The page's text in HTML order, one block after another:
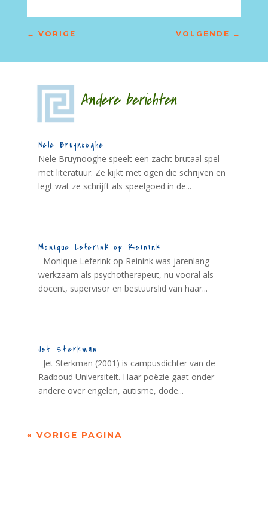
← VORIGE VOLGENDE →
Andere berichten
Nele Bruynooghe
Nele Bruynooghe speelt een zacht brutaal spel
met literatuur. Ze kijkt met ogen die schrijven en
legt wat ze schrijft als speelgoed in de...
Monique Leferink op Reinink
Monique Leferink op Reinink was jarenlang
werkzaam als psychotherapeut, nu vooral als
docent, supervisor en bestuurslid van haar...
Jet Sterkman
Jet Sterkman (2001) is campusdichter van de
Radboud Universiteit. Haar poëzie gaat onder
andere over engelen, autisme, dode...
« VORIGE PAGINA